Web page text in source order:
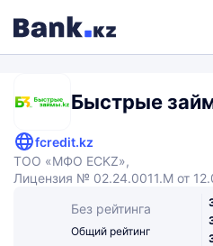
Быстрые
fcredit.kz
ТОО «МФО ECKZ»,
Лицензия № 02.24.0011.М от
Без рейтинга
Общий рейтинг